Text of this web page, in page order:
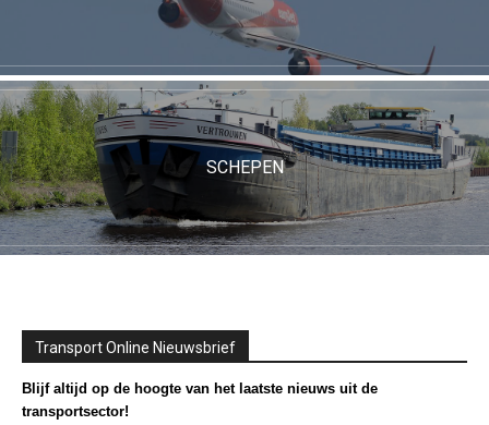
SCHEPEN
Transport Online Nieuwsbrief
Blijf altijd op de hoogte van het laatste nieuws uit de
transportsector!